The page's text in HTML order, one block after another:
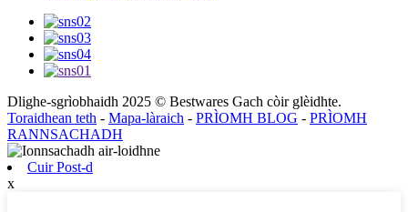
Dlighe-sgrìobhaidh 2025 © Bestwares Gach còir glèidhte.
Toraidhean teth - Mapa-làraich - PRÌOMH BLOG - PRÌOMH
RANNSACHADH
Cuir Post-d
x